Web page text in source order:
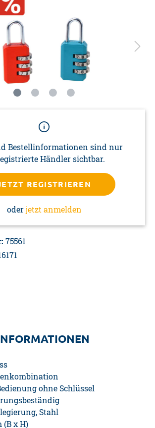
Bestellinformationen sind nur
Händler sichtbar.
REGISTRIEREN
oderjetzt anmelden
75561
ohne Schlüssel
Stahl
(B x H)